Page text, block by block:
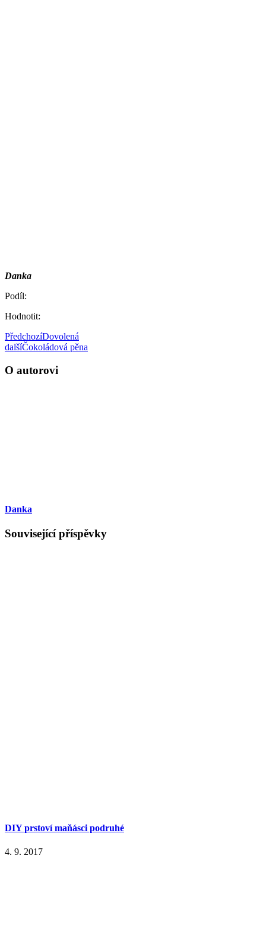
Danka
Podíl:
Hodnotit:
PředchozíDovolená
dalšíČokoládová pěna
O autorovi
Danka
Související příspěvky
DIY prstoví maňásci podruhé
4. 9. 2017